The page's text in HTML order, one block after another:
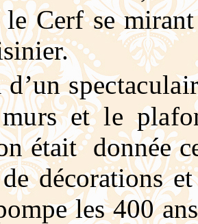
Cerf se
d’un
et le
était donnée
décorations
les 400